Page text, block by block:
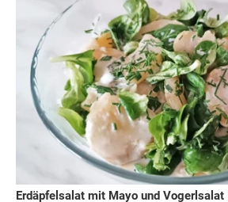
Erdäpfelsalat mit Mayo und Vogerlsalat